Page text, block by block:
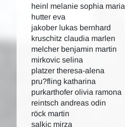
heinl melanie sophia maria
hutter eva
jakober lukas bernhard
kruschitz claudia marlen
melcher benjamin martin
mirkovic selina
platzer theresa-alena
pru?fling katharina
purkarthofer olivia ramona
reintsch andreas odin
röck martin
salkic mirza